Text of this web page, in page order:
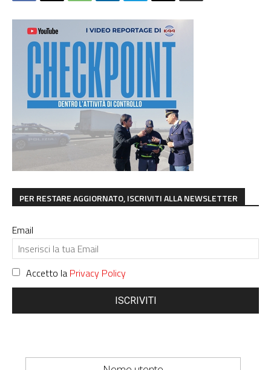
PER RESTARE AGGIORNATO, ISCRIVITI ALLA NEWSLETTER
Email
Accetto la Privacy Policy
ISCRIVITI